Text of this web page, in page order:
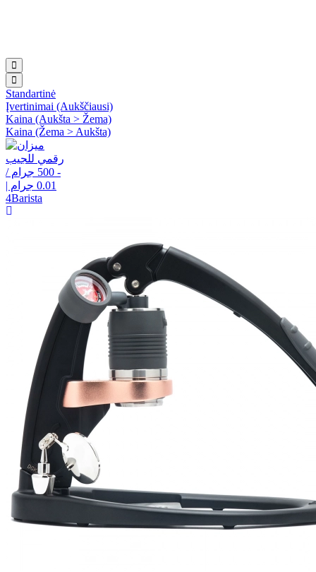
Standartinė
Įvertinimai (Aukščiausi)
Kaina (Aukšta > Žema)
Kaina (Žema > Aukšta)